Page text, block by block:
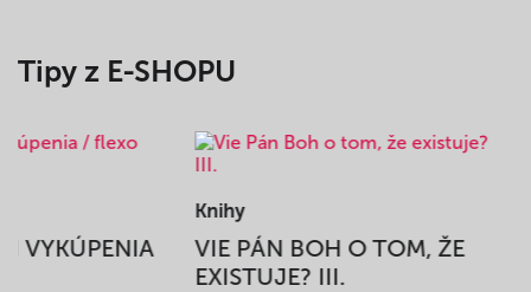
Tipy z E-SHOPU
VYKÚPENIA
Knihy
VIE PÁN BOH O TOM, ŽE
EXISTUJE? III.